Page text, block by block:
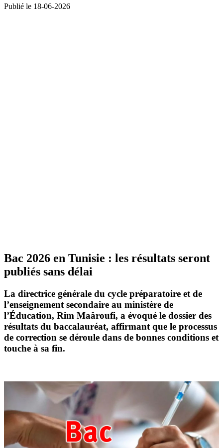
Publié le 18-06-2026
Bac 2026 en Tunisie : les résultats seront
publiés sans délai
La directrice générale du cycle préparatoire et de
l’enseignement secondaire au ministère de
l’Éducation, Rim Maâroufi, a évoqué le dossier des
résultats du baccalauréat, affirmant que le processus
de correction se déroule dans de bonnes conditions et
touche à sa fin.